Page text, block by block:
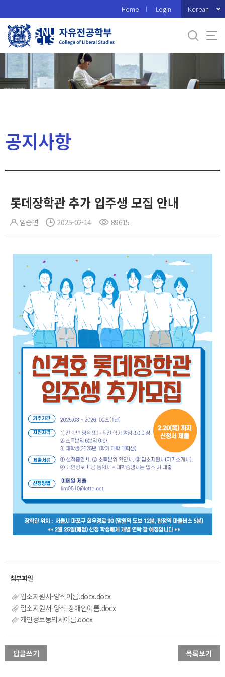
로
메
Home Login Korean
공지사항
롯데장학관 추가 입주생 모집 안내
임승연 2025-02-14 89615
입소지원서-양식이름.docx.docx
입소지원서-양식-장애인이름.docx
개인정보동의서이름.docx
답글쓰기 목록보기